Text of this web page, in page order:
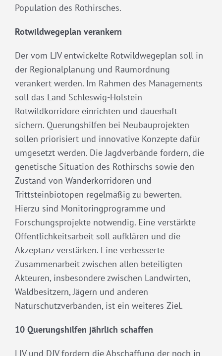
Population des Rothirsches.
Rotwildwegeplan verankern
Der vom LJV entwickelte Rotwildwegeplan soll in
der Regionalplanung und Raumordnung
verankert werden. Im Rahmen des Managements
soll das Land Schleswig-Holstein
Rotwildkorridore einrichten und dauerhaft
sichern. Querungshilfen bei Neubauprojekten
sollen priorisiert und innovative Konzepte dafür
umgesetzt werden. Die Jagdverbände fordern, die
genetische Situation des Rothirschs sowie den
Zustand von Wanderkorridoren und
Trittsteinbiotopen regelmäßig zu bewerten.
Hierzu sind Monitoringprogramme und
Forschungsprojekte notwendig. Eine verstärkte
Öffentlichkeitsarbeit soll aufklären und die
Akzeptanz verstärken. Eine verbesserte
Zusammenarbeit zwischen allen beteiligten
Akteuren, insbesondere zwischen Landwirten,
Waldbesitzern, Jägern und anderen
Naturschutzverbänden, ist ein weiteres Ziel.
10 Querungshilfen jährlich schaffen
LJV und DJV fordern die Abschaffung der noch in